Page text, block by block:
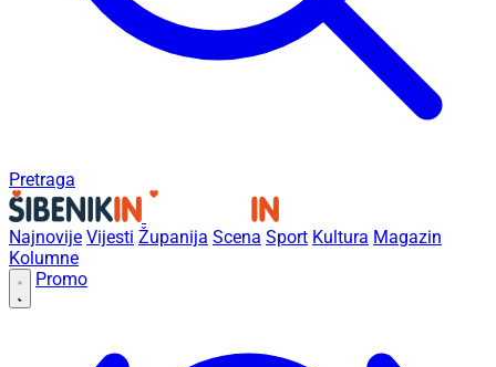
Pretraga
Najnovije Vijesti Županija Scena Sport Kultura Magazin
Kolumne
Promo